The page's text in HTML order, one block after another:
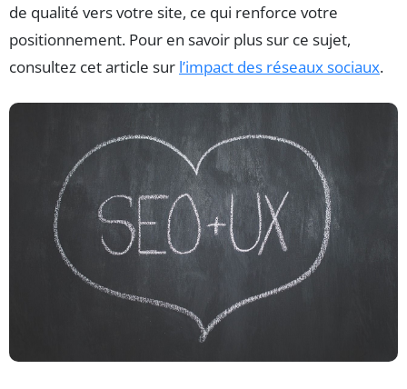
de qualité vers votre site, ce qui renforce votre
positionnement. Pour en savoir plus sur ce sujet,
consultez cet article sur l’impact des réseaux sociaux.